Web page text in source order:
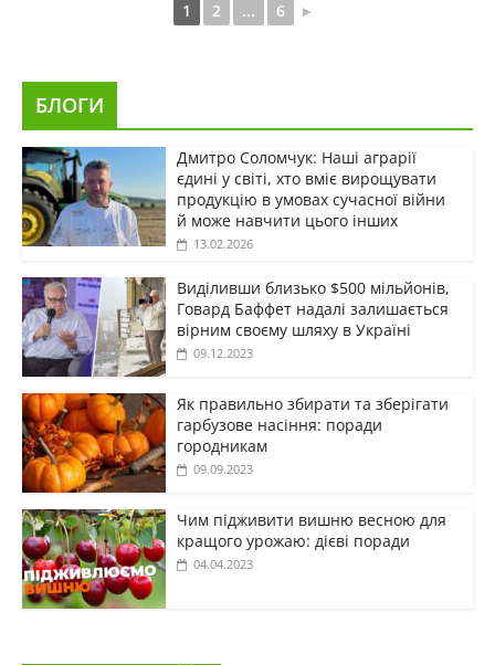
1 2 ... 6 ►
БЛОГИ
Дмитро Соломчук: Наші аграрії
єдині у світі, хто вміє вирощувати
продукцію в умовах сучасної війни
й може навчити цього інших
13.02.2026
Виділивши близько $500 мільйонів,
Говард Баффет надалі залишається
вірним своєму шляху в Україні
09.12.2023
Як правильно збирати та зберігати
гарбузове насіння: поради
городникам
09.09.2023
Чим підживити вишню весною для
кращого урожаю: дієві поради
04.04.2023